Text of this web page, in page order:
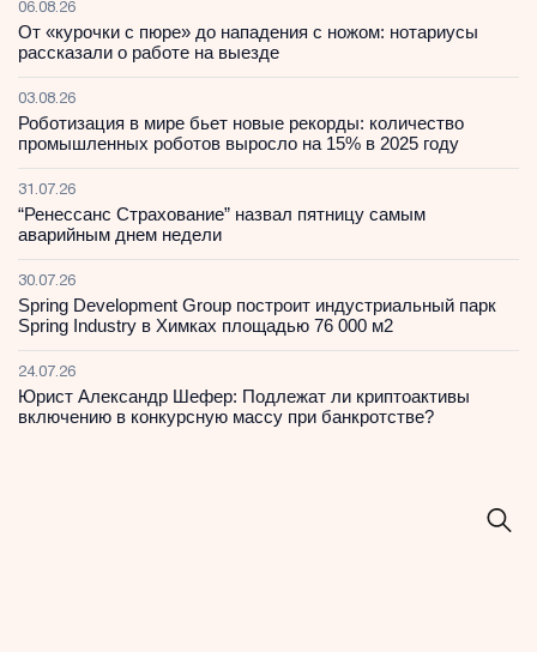
06.08.26
От «курочки с пюре» до нападения с ножом: нотариусы
рассказали о работе на выезде
03.08.26
Роботизация в мире бьет новые рекорды: количество
промышленных роботов выросло на 15% в 2025 году
31.07.26
“Ренессанс Страхование” назвал пятницу самым
аварийным днем недели
30.07.26
Spring Development Group построит индустриальный парк
Spring Industry в Химках площадью 76 000 м2
24.07.26
Юрист Александр Шефер: Подлежат ли криптоактивы
включению в конкурсную массу при банкротстве?